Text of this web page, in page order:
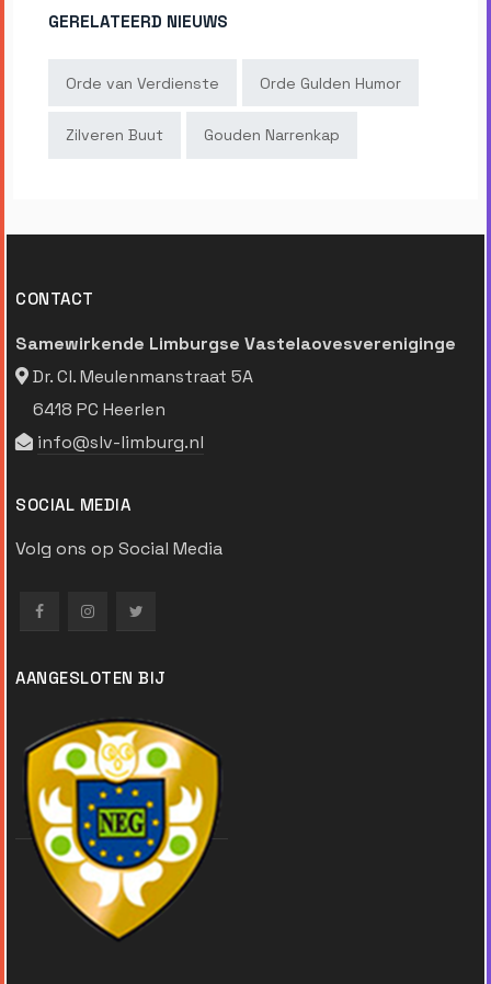
GERELATEERD NIEUWS
Orde van Verdienste Orde Gulden Humor
Zilveren Buut Gouden Narrenkap
CONTACT
Samewirkende Limburgse Vastelaovesvereniginge
Dr. Cl. Meulenmanstraat 5A
6418 PC Heerlen
info@slv-limburg.nl
SOCIAL MEDIA
Volg ons op Social Media
AANGESLOTEN BIJ